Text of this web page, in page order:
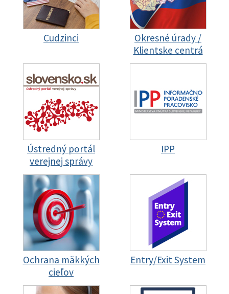
Cudzinci
Okresné úrady /
Klientske centrá
Ústredný portál
verejnej správy
IPP
Ochrana mäkkých
cieľov
Entry/Exit System